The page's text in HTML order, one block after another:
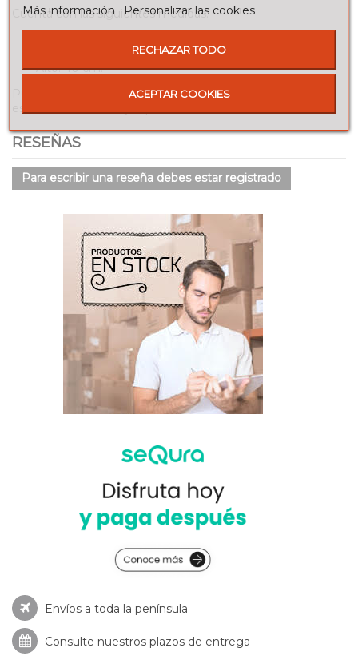
Cuenta con las siguientes medidas:
Alto: 40 cm.
Puedes escoger entre numerosos acabados para su
RESEÑAS
Para escribir una reseña debes estar registrado
Envíos a toda la península
Consulte nuestros plazos de entrega
Más información
Personalizar las cookies
RECHAZAR TODO
ACEPTAR COOKIES